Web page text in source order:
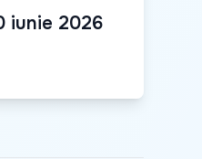
iunie 2026